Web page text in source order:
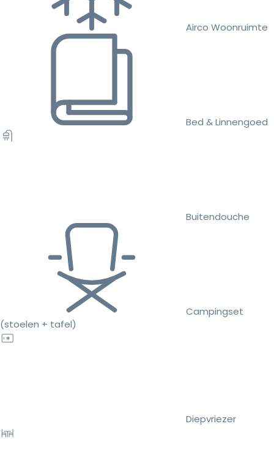
Airco Woonruimte
Bed & Linnengoed
Buitendouche
Campingset
(stoelen + tafel)
Diepvriezer